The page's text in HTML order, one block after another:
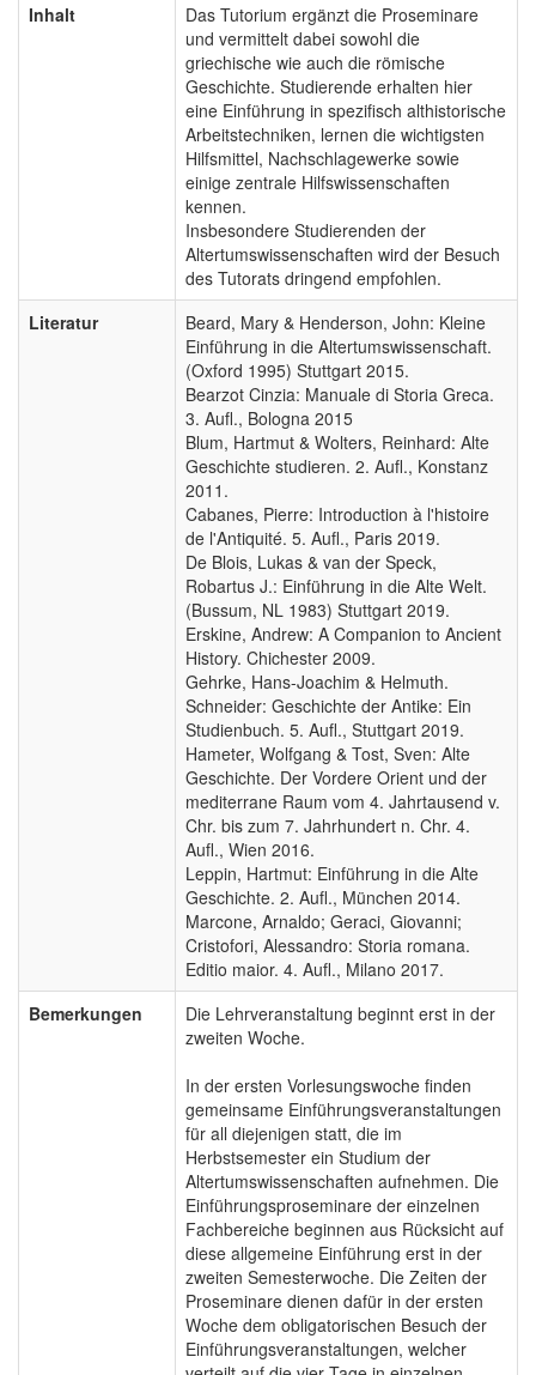
Inhalt
Das Tutorium ergänzt die Proseminare
und vermittelt dabei sowohl die
griechische wie auch die römische
Geschichte. Studierende erhalten hier
eine Einführung in spezifisch althistorische
Arbeitstechniken, lernen die wichtigsten
Hilfsmittel, Nachschlagewerke sowie
einige zentrale Hilfswissenschaften
kennen.
Insbesondere Studierenden der
Altertumswissenschaften wird der Besuch
des Tutorats dringend empfohlen.
Literatur
Beard, Mary & Henderson, John: Kleine
Einführung in die Altertumswissenschaft.
(Oxford 1995) Stuttgart 2015.
Bearzot Cinzia: Manuale di Storia Greca.
3. Aufl., Bologna 2015
Blum, Hartmut & Wolters, Reinhard: Alte
Geschichte studieren. 2. Aufl., Konstanz
2011.
Cabanes, Pierre: Introduction à l'histoire
de l'Antiquité. 5. Aufl., Paris 2019.
De Blois, Lukas & van der Speck,
Robartus J.: Einführung in die Alte Welt.
(Bussum, NL 1983) Stuttgart 2019.
Erskine, Andrew: A Companion to Ancient
History. Chichester 2009.
Gehrke, Hans-Joachim & Helmuth.
Schneider: Geschichte der Antike: Ein
Studienbuch. 5. Aufl., Stuttgart 2019.
Hameter, Wolfgang & Tost, Sven: Alte
Geschichte. Der Vordere Orient und der
mediterrane Raum vom 4. Jahrtausend v.
Chr. bis zum 7. Jahrhundert n. Chr. 4.
Aufl., Wien 2016.
Leppin, Hartmut: Einführung in die Alte
Geschichte. 2. Aufl., München 2014.
Marcone, Arnaldo; Geraci, Giovanni;
Cristofori, Alessandro: Storia romana.
Editio maior. 4. Aufl., Milano 2017.
Bemerkungen
Die Lehrveranstaltung beginnt erst in der
zweiten Woche.
In der ersten Vorlesungswoche finden
gemeinsame Einführungsveranstaltungen
für all diejenigen statt, die im
Herbstsemester ein Studium der
Altertumswissenschaften aufnehmen. Die
Einführungsproseminare der einzelnen
Fachbereiche beginnen aus Rücksicht auf
diese allgemeine Einführung erst in der
zweiten Semesterwoche. Die Zeiten der
Proseminare dienen dafür in der ersten
Woche dem obligatorischen Besuch der
Einführungsveranstaltungen, welcher